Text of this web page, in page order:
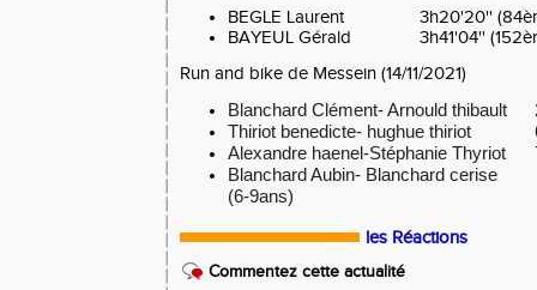
BEGLE Laurent
3h20'20''
BAYEUL Gérald
3h41'04''
Run and bike de Messein (14/11/2021)
Blanchard Clément- Arnould thibault
Thiriot benedicte- hughue thiriot
Alexandre haenel-Stéphanie Thyriot
Blanchard Aubin- Blanchard cerise
(6-9ans)
les Réactions
Commentez cette actualité